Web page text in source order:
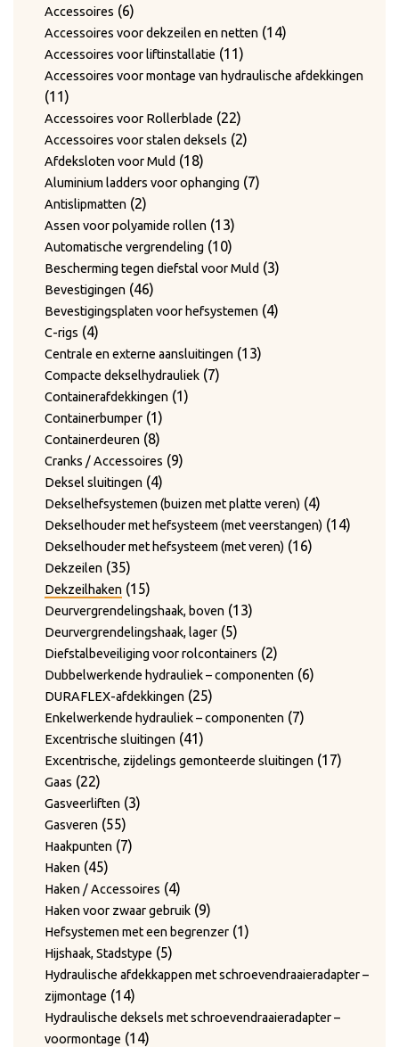
Accessoires 66
producten
Accessoires voor dekzeilen en netten 1414
Accessoires voor liftinstallatie 1111
producten
Accessoires voor montage van hydraulische afdekkingen
1111
producten
Accessoires voor Rollerblade 2222
producten
Accessoires voor stalen deksels 22
Afdeksloten voor Muld 1818
producten
Aluminium ladders voor ophanging 77
Antislipmatten 22
producten
Assen voor polyamide rollen 1313
producten
Automatische vergrendeling 1010
producten
Bescherming tegen diefstal voor Muld 33
Bevestigingen 4646
producten
Bevestigingsplaten voor hefsystemen 44
C-rigs 44
producten
Centrale en externe aansluitingen 1313
Compacte dekselhydrauliek 77
Containerafdekkingen 11
Containerbumper 11
product
Containerdeuren 88
producten
Cranks / Accessoires 99
Deksel sluitingen 44
producten
Dekselhefsystemen (buizen met platte veren) 44
producten
Dekselhouder met hefsysteem (met veerstangen) 1414
Dekselhouder met hefsysteem (met veren) 1616
Dekzeilen 3535
producten
Dekzeilhaken 1515
producten
Deurvergrendelingshaak, boven 1313
Deurvergrendelingshaak, lager 55
producten
Diefstalbeveiliging voor rolcontainers 22
producten
Dubbelwerkende hydrauliek – componenten 66
DURAFLEX-afdekkingen 2525
producten
Enkelwerkende hydrauliek – componenten 77
Excentrische sluitingen 4141
producten
Excentrische, zijdelings gemonteerde sluitingen 1717
Gaas 2222
producten
Gasveerliften 33
Gasveren 5555
producten
Haakpunten 77
Haken 4545
producten
Haken / Accessoires 44
producten
Haken voor zwaar gebruik 99
producten
Hefsystemen met een begrenzer 11
Hijshaak, Stadstype 55
producten
Hydraulische afdekkappen met schroevendraaieradapter –
zijmontage
1414
producten
Hydraulische deksels met schroevendraaieradapter –
voormontage
1414